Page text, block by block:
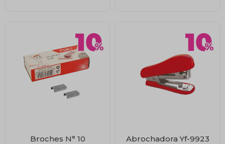
Broches N° 10 Abrochadora Yf-9923